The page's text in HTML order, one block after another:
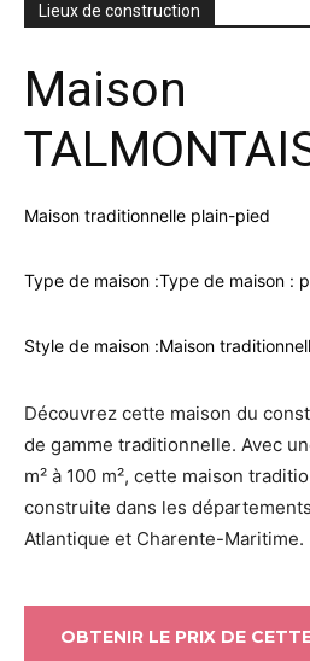
Lieux de construction
Maison
Maison traditionnelle plain-pied
Type de maison :Type de maison :
Style de maison :Maison
Découvrez cette maison du
de gamme traditionnelle. Avec
m² à 100 m², cette maison
construite dans les
Atlantique et Charente-Maritime.
OBTENIR LE PRIX DE